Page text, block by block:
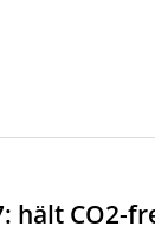
hält CO2-